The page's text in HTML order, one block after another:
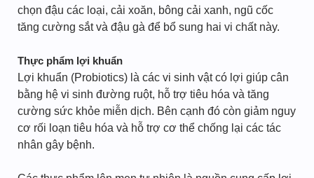
chọn đậu các loại, cải xoăn, bông cải xanh, ngũ cốc
tăng cường sắt và đậu gà để bổ sung hai vi chất này.
Thực phẩm lợi khuẩn
Lợi khuẩn (Probiotics) là các vi sinh vật có lợi giúp cân
bằng hệ vi sinh đường ruột, hỗ trợ tiêu hóa và tăng
cường sức khỏe miễn dịch. Bên cạnh đó còn giảm nguy
cơ rối loạn tiêu hóa và hỗ trợ cơ thể chống lại các tác
nhân gây bệnh.